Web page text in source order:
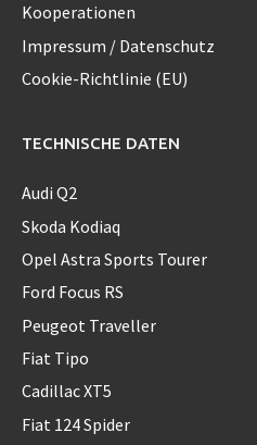
Kooperationen
Impressum / Datenschutz
Cookie-Richtlinie (EU)
TECHNISCHE DATEN
Audi Q2
Skoda Kodiaq
Opel Astra Sports Tourer
Ford Focus RS
Peugeot Traveller
Fiat Tipo
Cadillac XT5
Fiat 124 Spider